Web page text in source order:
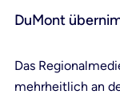
DuMont
Das
mehrheitlich an